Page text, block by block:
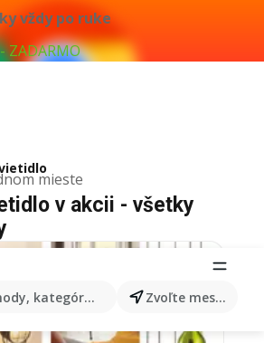
vždy po ruke
ZADARMO
mieste
kategórie, produkty... Zvoľte mesto
v akcii - všetky